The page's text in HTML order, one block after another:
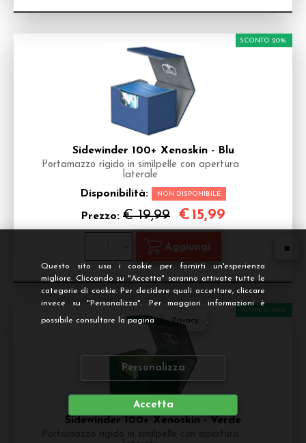
Questo sito usa i cookie per fornirti un'esperienza
migliore. Cliccando su "Accetta" saranno attivate tutte le
categorie di cookie. Per decidere quali accettare, cliccare
invece su "Personalizza". Per maggiori informazioni è
possibile consultare la pagina Privacy .
Personalizza
Accetta
Sidewinder 100+ Xenoskin - Blu
Portamazzo rigido in similpelle con apertura
laterale
Disponibilità: NON DISPONIBILE
Prezzo: € 19,99
SCONTO 20%
€15,99
Sidewinder 100+ Xenoskin - Verde
SCONTO 20%